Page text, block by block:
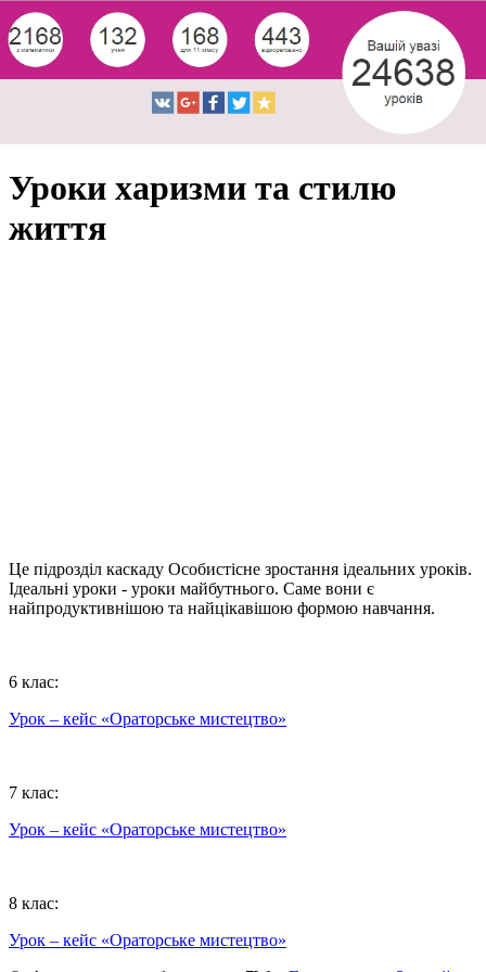
Уроки харизми та стилю
життя
Це підрозділ каскаду Особистісне зростання ідеальних уроків.
Ідеальні уроки - уроки майбутнього. Саме вони є
найпродуктивнішою та найцікавішою формою навчання.
6 клас:
Урок – кейс «Ораторське мистецтво»
7 клас:
Урок – кейс «Ораторське мистецтво»
8 клас:
Урок – кейс «Ораторське мистецтво»